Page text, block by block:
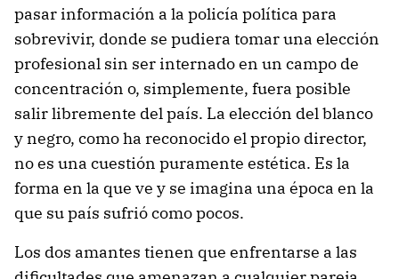
pasar información a la policía política para
sobrevivir, donde se pudiera tomar una elección
profesional sin ser internado en un campo de
concentración o, simplemente, fuera posible
salir libremente del país. La elección del blanco
y negro, como ha reconocido el propio director,
no es una cuestión puramente estética. Es la
forma en la que ve y se imagina una época en la
que su país sufrió como pocos.
Los dos amantes tienen que enfrentarse a las